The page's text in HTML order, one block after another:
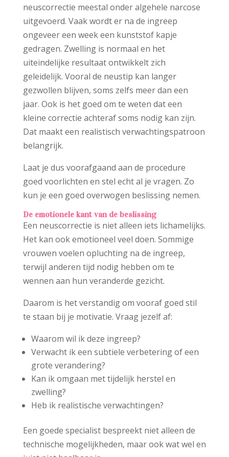
neuscorrectie meestal onder algehele narcose
uitgevoerd. Vaak wordt er na de ingreep
ongeveer een week een kunststof kapje
gedragen. Zwelling is normaal en het
uiteindelijke resultaat ontwikkelt zich
geleidelijk. Vooral de neustip kan langer
gezwollen blijven, soms zelfs meer dan een
jaar. Ook is het goed om te weten dat een
kleine correctie achteraf soms nodig kan zijn.
Dat maakt een realistisch verwachtingspatroon
belangrijk.
Laat je dus voorafgaand aan de procedure
goed voorlichten en stel echt al je vragen. Zo
kun je een goed overwogen beslissing nemen.
De emotionele kant van de beslissing
Een neuscorrectie is niet alleen iets lichamelijks.
Het kan ook emotioneel veel doen. Sommige
vrouwen voelen opluchting na de ingreep,
terwijl anderen tijd nodig hebben om te
wennen aan hun veranderde gezicht.
Daarom is het verstandig om vooraf goed stil
te staan bij je motivatie. Vraag jezelf af:
Waarom wil ik deze ingreep?
Verwacht ik een subtiele verbetering of een
grote verandering?
Kan ik omgaan met tijdelijk herstel en
zwelling?
Heb ik realistische verwachtingen?
Een goede specialist bespreekt niet alleen de
technische mogelijkheden, maar ook wat wel en